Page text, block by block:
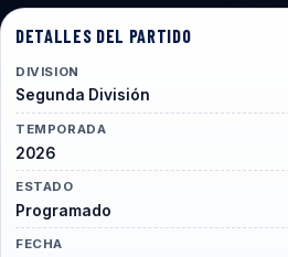
DETALLES DEL PARTIDO
DIVISION
Segunda División
TEMPORADA
2026
ESTADO
Programado
FECHA